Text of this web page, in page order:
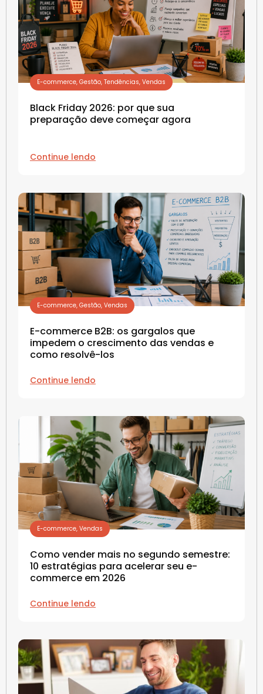
E-commerce, Gestão, Tendências, Vendas
Black Friday 2026: por que sua
preparação deve começar agora
Continue lendo
E-commerce, Gestão, Vendas
E-commerce B2B: os gargalos que
impedem o crescimento das vendas e
como resolvê-los
Continue lendo
E-commerce, Vendas
Como vender mais no segundo semestre:
10 estratégias para acelerar seu e-
commerce em 2026
Continue lendo